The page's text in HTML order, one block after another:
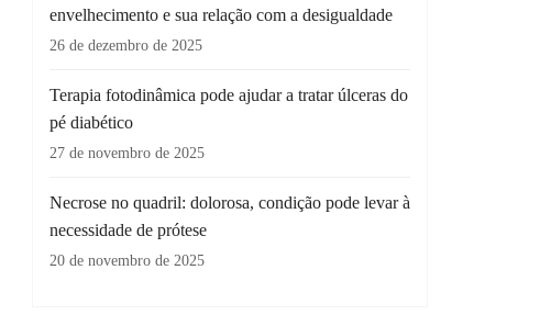
envelhecimento e sua relação com a desigualdade
26 de dezembro de 2025
Terapia fotodinâmica pode ajudar a tratar úlceras do
pé diabético
27 de novembro de 2025
Necrose no quadril: dolorosa, condição pode levar à
necessidade de prótese
20 de novembro de 2025